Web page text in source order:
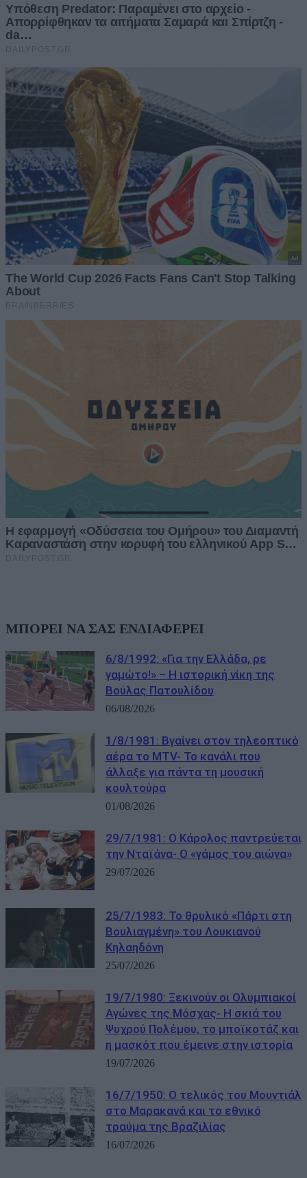
ΜΠΟΡΕΙ ΝΑ ΣΑΣ ΕΝΔΙΑΦΕΡΕΙ
6/8/1992: «Για την Ελλάδα, ρε
γαμώτο!» – Η ιστορική νίκη της
Βούλας Πατουλίδου
06/08/2026
1/8/1981: Βγαίνει στον τηλεοπτικό
αέρα το MTV- Το κανάλι που
άλλαξε για πάντα τη μουσική
κουλτούρα
01/08/2026
29/7/1981: Ο Κάρολος παντρεύεται
την Νταϊάνα- Ο «γάμος του αιώνα»
29/07/2026
25/7/1983: Το θρυλικό «Πάρτι στη
Βουλιαγμένη» του Λουκιανού
Κηλαηδόνη
25/07/2026
19/7/1980: Ξεκινούν οι Ολυμπιακοί
Αγώνες της Μόσχας- Η σκιά του
Ψυχρού Πολέμου, το μποϊκοτάζ και
η μασκότ που έμεινε στην ιστορία
19/07/2026
16/7/1950: Ο τελικός του Μουντιάλ
στο Μαρακανά και το εθνικό
τραύμα της Βραζιλίας
16/07/2026